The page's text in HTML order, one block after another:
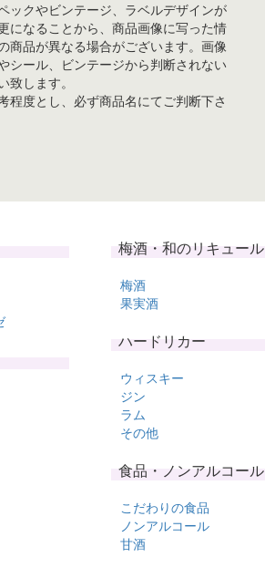
ックやビンテージ、ラベルデザインが
になることから、商品画像に写った情
商品が異なる場合がございます。画像
シール、ビンテージから判断されない
致します。
程度とし、必ず商品名にてご判断下さ
梅酒・和のリキュール
梅酒
果実酒
ハードリカー
ウィスキー
ジン
ラム
その他
食品・ノンアルコール
こだわりの食品
ノンアルコール
甘酒